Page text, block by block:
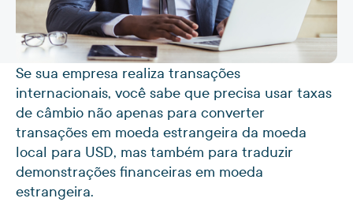
Se sua empresa realiza transações
internacionais, você sabe que precisa usar taxas
de câmbio não apenas para converter
transações em moeda estrangeira da moeda
local para USD, mas também para traduzir
demonstrações financeiras em moeda
estrangeira.